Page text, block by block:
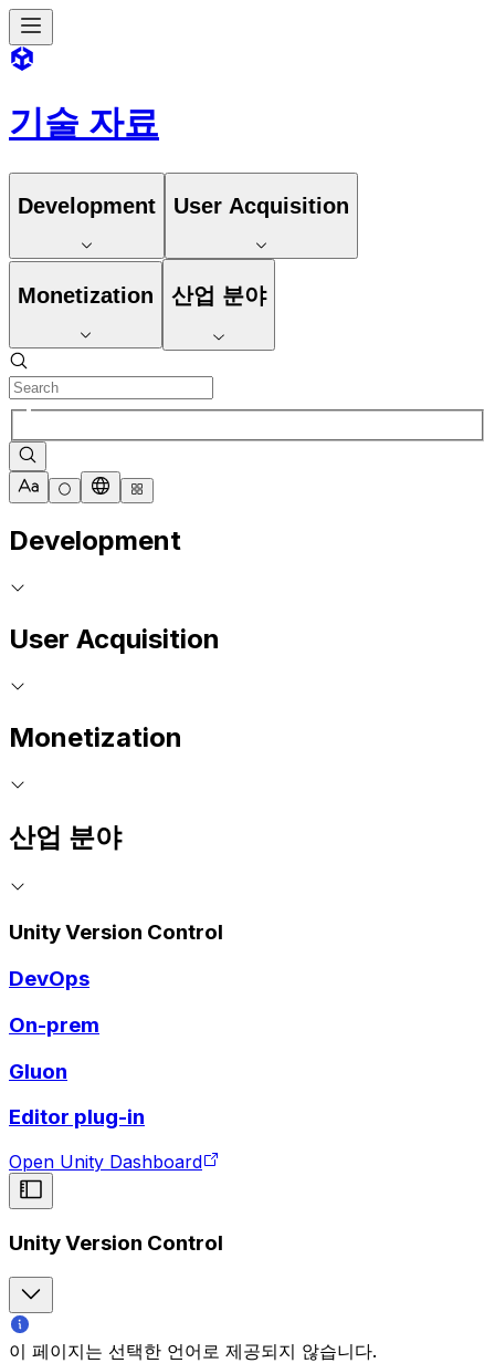
기술 자료
Development User Acquisition
Monetization 산업 분야
Development
User Acquisition
Monetization
산업 분야
Unity Version Control
DevOps
On-prem
Gluon
Editor plug-in
Open Unity Dashboard
Unity Version Control
이 페이지는 선택한 언어로 제공되지 않습니다.